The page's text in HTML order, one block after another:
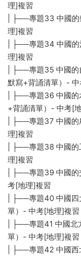
理]複習
| ├──專題33 中國
理]複習
| ├──專題34 中國
理]複習
| ├──專題35 中國
默寫+背誦清單）-
| ├──專題36 中國
+背誦清單）- 中考[
| ├──專題37 中國
理]複習
| ├──專題38 中國
理]複習
| ├──專題39 中國
考[地理]複習
| ├──專題40 中國
單）- 中考[地理]複習
| ├──專題41 中國
單）- 中考[地理]複習
| ├──專題42 中國